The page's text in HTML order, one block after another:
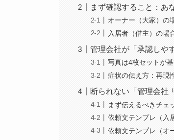
まず確認すること：あ
オーナー（大家）の
入居者（借主）の場
管理会社が「承認しや
写真は4枚セットが
症状の伝え方：再現
断られない「管理会社
まず伝えるべきチェ
依頼文テンプレ（入
依頼文テンプレ（オ